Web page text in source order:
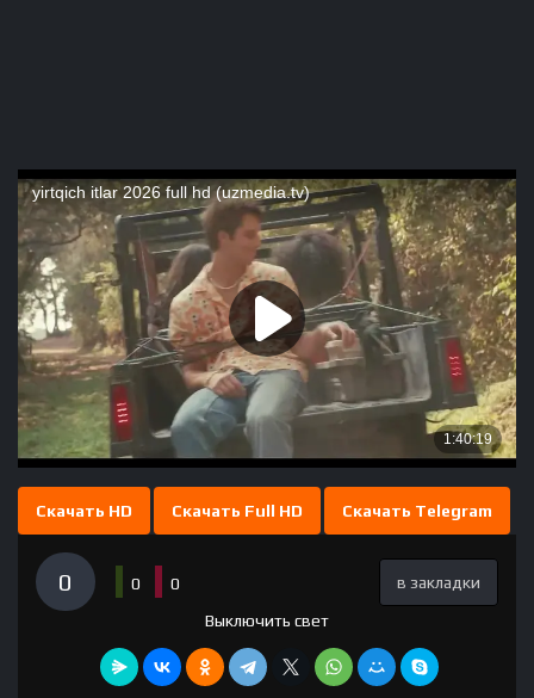
Скачать HD Скачать Full HD Скачать Telegram
0 0 0 в закладки
Выключить свет